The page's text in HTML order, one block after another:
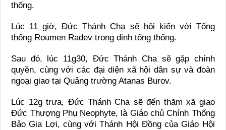
thống.
Lúc 11 giờ, Đức Thánh Cha sẽ hội kiến với Tổng
thống Roumen Radev trong dinh tổng thống.
Sau đó, lúc 11g30, Ðức Thánh Cha sẽ gặp chính
quyền, cùng với các đại diện xã hội dân sự và đoàn
ngoại giao tại Quảng trường Atanas Burov.
Lúc 12g trưa, Đức Thánh Cha sẽ đến thăm xã giao
Ðức Thượng Phụ Neophyte, là Giáo chủ Chính Thống
Bảo Gia Lợi, cùng với Thánh Hội Đồng của Giáo Hội